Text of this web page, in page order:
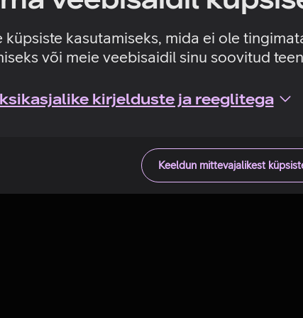
küpsiste kasutamiseks, mida ei ole
või meie veebisaidil sinu soovitud
kirjelduste ja reeglitega
Keeldun mittevajalikest